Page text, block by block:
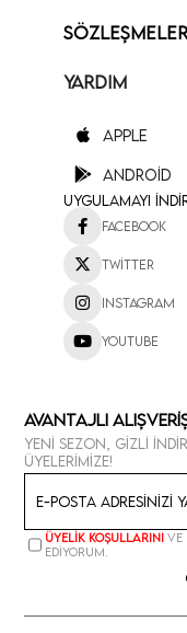
YARDIM
Apple
Android
Uygulamayı
Facebook
Twitter
Instagram
Youtube
Avantajlı
Yeni sezon, gizli
üyelerimize!
Üyelik koşullarını ve
ediyorum.